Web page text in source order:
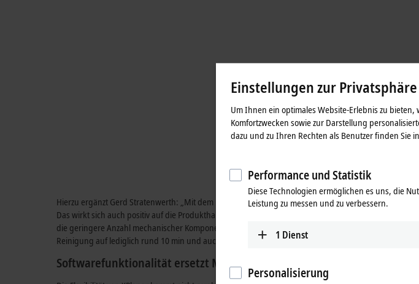
Hierzu ergänzt Gerd Stratenwerth: „Mit dem FMS entfällt die Berührung des Produkts und damit der
Das wirkt sich auch positiv auf die Produkthaltbarkeit aus.“ Ein weiterer wichtiger Aspekt liege in der
die geringere Anzahl mechanischer Komponenten, z. B. aufgrund der um ca. 90 % reduzierten
Reinigung auf lediglich rund 10 min und auch der Wartungsaufwand sei niedriger.
Softwarefunktionalität ersetzt Mechanik
Einstellungen zur Privatsphäre
Um Ihnen ein optimales Website-Erlebnis zu
Komfortzwecken sowie zur Darstellung
dazu und zu Ihren Rechten als Benutzer finden Sie
Performance und Statistik
Diese Technologien ermöglichen es uns, die
Leistung zu messen und zu verbessern.
1 Dienst
Personalisierung